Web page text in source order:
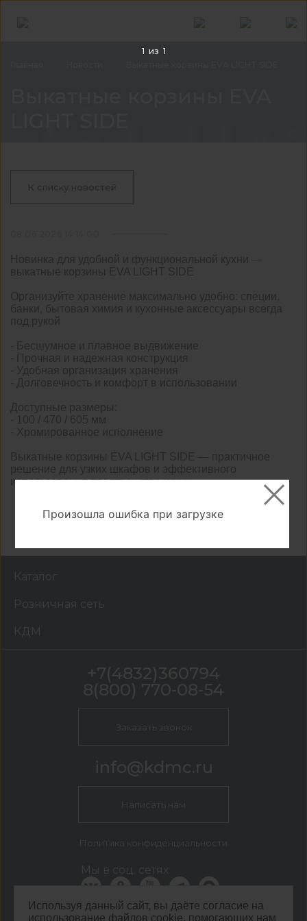
К списку новостей
Новинка для удобной и функциональной кухни —
выкатные корзины EVA LIGHT SIDE
Организуйте хранение максимально удобно: специи,
банки, бытовая химия и кухонные аксессуары всегда
под рукой
- Бесшумное и плавное выдвижение
- Прочная и надежная конструкция
- Удобная организация хранения
- Долговечность и комфорт в использовании
Доступные размеры:
- 100 / 470 / 605 мм
- Хромированное исполнение
Выкатные корзины EVA LIGHT SIDE — практичное
решение для узких шкафов и эффективного
использования пространства кухни
Назад
Используя данный сайт, вы даёте согласие на
использование файлов cookie, помогающих нам
Каталог
Розничная сеть
КДМ
+7(4832)360794
8(800) 770-08-54
Заказать звонок
info@kdmc.ru
Написать нам
Политика конфиденциальности
Мы в соц. сетях
1 из 1
Произошла ошибка при загрузке